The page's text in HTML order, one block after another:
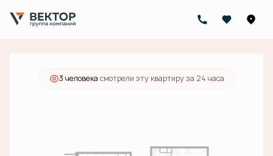
4-комнатная 25 160 000 руб.
Ипотекаот 90 358 руб./мес.
3 человекa смотрели эту квартиру за 24 часа